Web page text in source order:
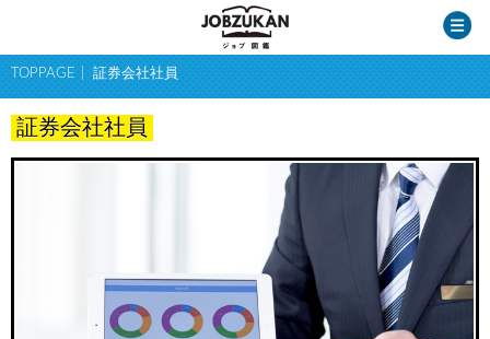
TOPPAGE 証券会社社員
証券会社社員